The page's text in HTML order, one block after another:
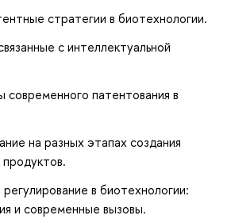
стратегии в биотехнологии.
с интеллектуальной
современного патентования в
на разных этапах создания
в биотехнологии:
и современные вызовы.